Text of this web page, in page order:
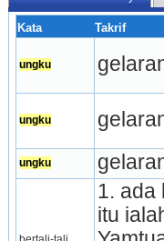
Kata Takrif
ungku
ungku
ungku
1. ada
itu